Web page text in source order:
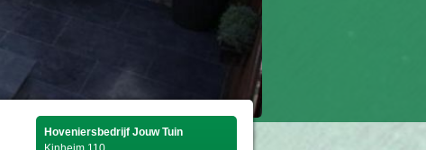
Hoveniersbedrijf Jouw Tuin